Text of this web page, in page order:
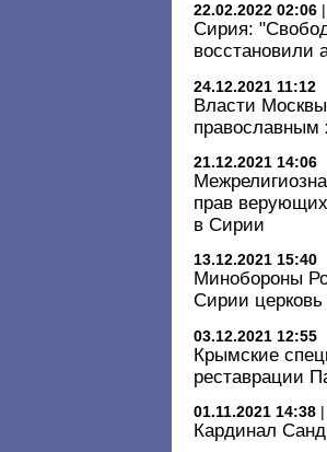
22.02.2022 02:06
Сирия:
восстановили
24.12.2021 11:12
Власти
21.12.2021 14:06
прав
в Сирии
13.12.2021 15:40
Минобороны
Сирии церковь
03.12.2021 12:55
Крымские
реставрации
01.11.2021 14:38
Кардинал